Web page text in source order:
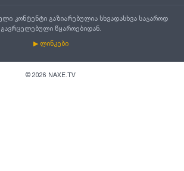
კონტენტი გაზიარებულია სხვადასხვა საჯაროდ
გავრცელებული წყაროებიდან.
▶ ლინკები
© 2026 NAXE.TV